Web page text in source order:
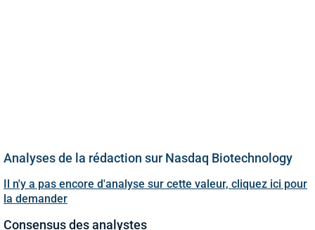
Analyses de la rédaction sur Nasdaq Biotechnology
Il n'y a pas encore d'analyse sur cette valeur, cliquez ici pour
la demander
Consensus des analystes